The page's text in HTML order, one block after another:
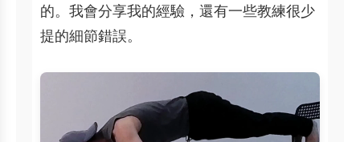
的。我會分享我的經驗，還有一些教練很少
提的細節錯誤。